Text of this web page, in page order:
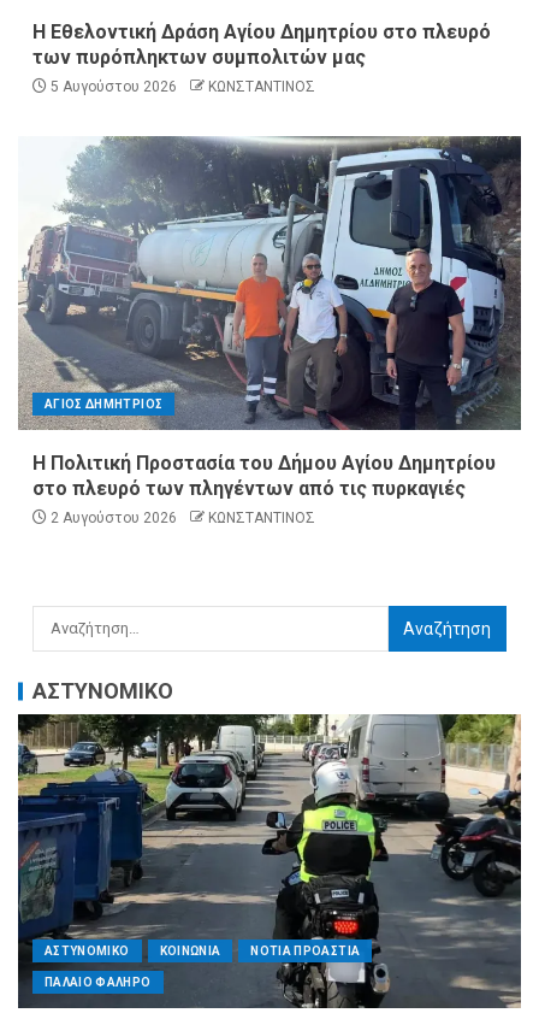
Η Εθελοντική Δράση Αγίου Δημητρίου στο πλευρό
των πυρόπληκτων συμπολιτών μας
5 Αυγούστου 2026 ΚΩΝΣΤΑΝΤΙΝΟΣ
ΑΓΙΟΣ ΔΗΜΗΤΡΙΟΣ
Η Πολιτική Προστασία του Δήμου Αγίου Δημητρίου
στο πλευρό των πληγέντων από τις πυρκαγιές
2 Αυγούστου 2026 ΚΩΝΣΤΑΝΤΙΝΟΣ
ΑΣΤΥΝΟΜΙΚΟ
ΑΣΤΥΝΟΜΙΚΟ ΚΟΙΝΩΝΙΑ ΝΟΤΙΑ ΠΡΟΑΣΤΙΑ
ΠΑΛΑΙΟ ΦΑΛΗΡΟ